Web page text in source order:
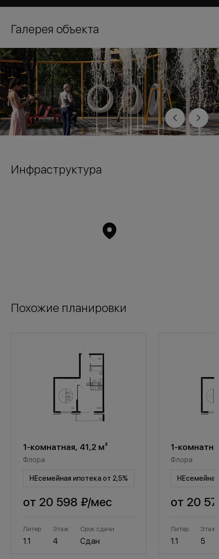
Галерея объекта
Инфраструктура
Похожие планировки
1-комнатная, 41,2 м²
Флора
НЕсемейная ипотека от 2,5%
от 20 598 ₽/мес
Литер
1.1
Этаж
4
Срок сдачи
Сдан
1-
Флора
от 20
Литер
1.1
Этаж
5